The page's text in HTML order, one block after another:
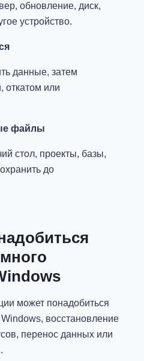
обновление, диск,
устройство.
данные, затем
откатом или
файлы
стол, проекты, базы,
до
может понадобиться
восстановление
перенос данных или